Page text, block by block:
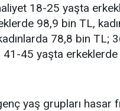
18-25 yaşta
98,9 bin TL,
78,8 bin TL;
45 yaşta
yaş grupları hasar